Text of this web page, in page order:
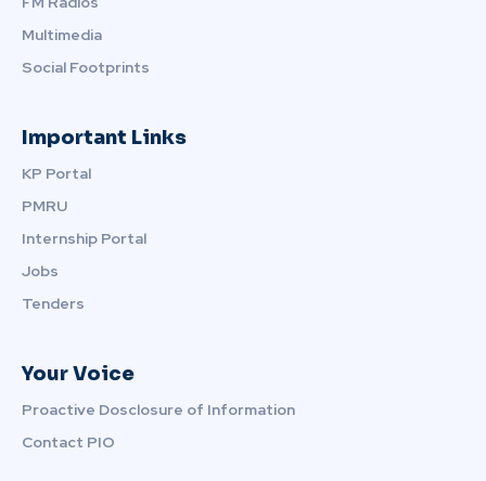
Multimedia
Social Footprints
Important Links
KP Portal
PMRU
Internship Portal
Jobs
Tenders
Your Voice
Proactive Dosclosure of Information
Contact PIO